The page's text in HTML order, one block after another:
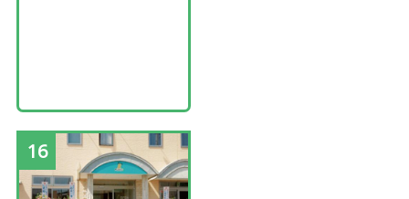
16